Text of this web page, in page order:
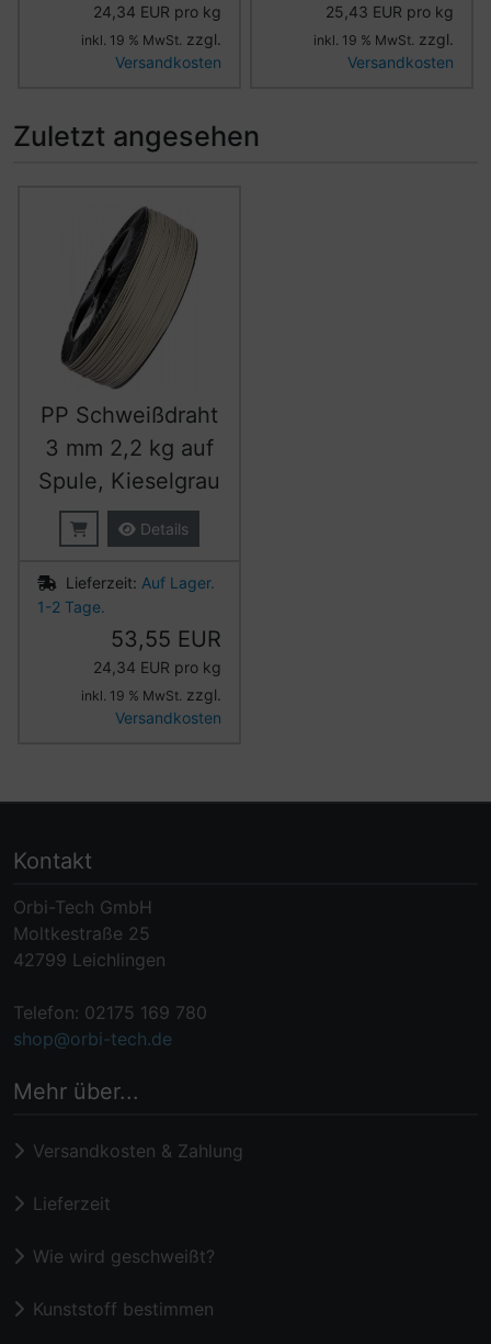
24,34 EUR pro kg
inkl. 19 % MwSt. zzgl.
Versandkosten
25,43 EUR pro kg
inkl. 19 % MwSt. zzgl.
Versandkosten
Zuletzt angesehen
PP Schweißdraht
3 mm 2,2 kg auf
Spule, Kieselgrau
Details
Lieferzeit: Auf Lager.
1-2 Tage.
53,55 EUR
24,34 EUR pro kg
inkl. 19 % MwSt. zzgl.
Versandkosten
Kontakt
Orbi-Tech GmbH
Moltkestraße 25
42799 Leichlingen
Telefon: 02175 169 780
shop@orbi-tech.de
Mehr über...
Versandkosten & Zahlung
Lieferzeit
Wie wird geschweißt?
Kunststoff bestimmen